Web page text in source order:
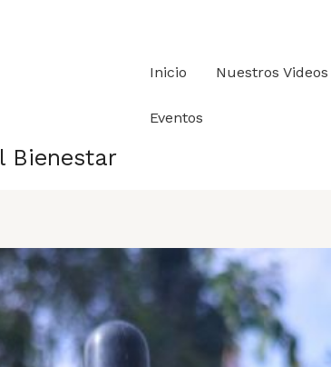
Bienestar
Inicio Nuestros Videos
Eventos